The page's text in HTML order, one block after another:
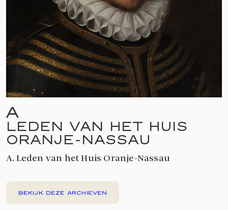
A
LEDEN VAN HET HUIS
ORANJE-NASSAU
A. Leden van het Huis Oranje-Nassau
BEKIJK DEZE ARCHIEVEN